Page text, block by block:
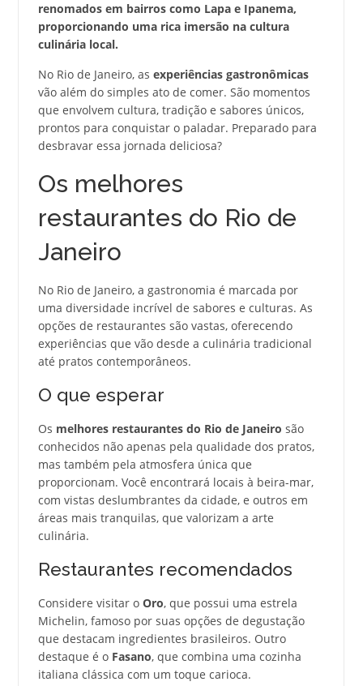
renomados em bairros como Lapa e Ipanema,
proporcionando uma rica imersão na cultura
culinária local.
No Rio de Janeiro, as experiências gastronômicas
vão além do simples ato de comer. São momentos
que envolvem cultura, tradição e sabores únicos,
prontos para conquistar o paladar. Preparado para
desbravar essa jornada deliciosa?
Os melhores
restaurantes do Rio de
Janeiro
No Rio de Janeiro, a gastronomia é marcada por
uma diversidade incrível de sabores e culturas. As
opções de restaurantes são vastas, oferecendo
experiências que vão desde a culinária tradicional
até pratos contemporâneos.
O que esperar
Os melhores restaurantes do Rio de Janeiro são
conhecidos não apenas pela qualidade dos pratos,
mas também pela atmosfera única que
proporcionam. Você encontrará locais à beira-mar,
com vistas deslumbrantes da cidade, e outros em
áreas mais tranquilas, que valorizam a arte
culinária.
Restaurantes recomendados
Considere visitar o Oro, que possui uma estrela
Michelin, famoso por suas opções de degustação
que destacam ingredientes brasileiros. Outro
destaque é o Fasano, que combina uma cozinha
italiana clássica com um toque carioca.